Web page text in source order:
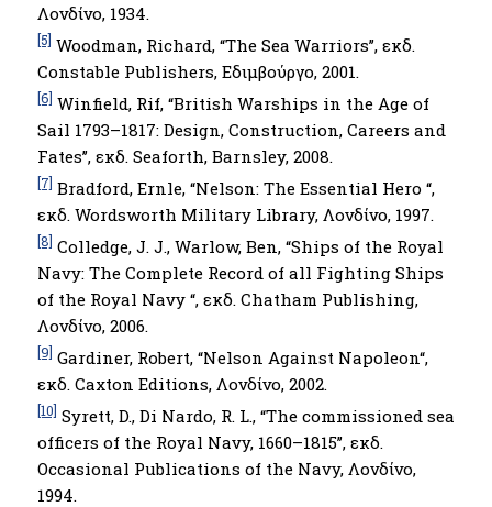
Λονδίνο, 1934.
[5] Woodman, Richard, “The Sea Warriors’’, εκδ.
Constable Publishers, Εδιμβούργο, 2001.
[6] Winfield, Rif, “British Warships in the Age of
Sail 1793–1817: Design, Construction, Careers and
Fates’’, εκδ. Seaforth, Barnsley, 2008.
[7] Bradford, Ernle, “Nelson: The Essential Hero “,
εκδ. Wordsworth Military Library, Λονδίνο, 1997.
[8] Colledge, J. J., Warlow, Ben, “Ships of the Royal
Navy: The Complete Record of all Fighting Ships
of the Royal Navy “, εκδ. Chatham Publishing,
Λονδίνο, 2006.
[9] Gardiner, Robert, “Nelson Against Napoleon“,
εκδ. Caxton Editions, Λονδίνο, 2002.
[10] Syrett, D., Di Nardo, R. L., “The commissioned sea
officers of the Royal Navy, 1660–1815’’, εκδ.
Occasional Publications of the Navy, Λονδίνο,
1994.